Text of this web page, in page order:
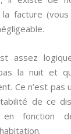
facture
assez
la nuit et
Ce n’est pas
de ce
fonction de